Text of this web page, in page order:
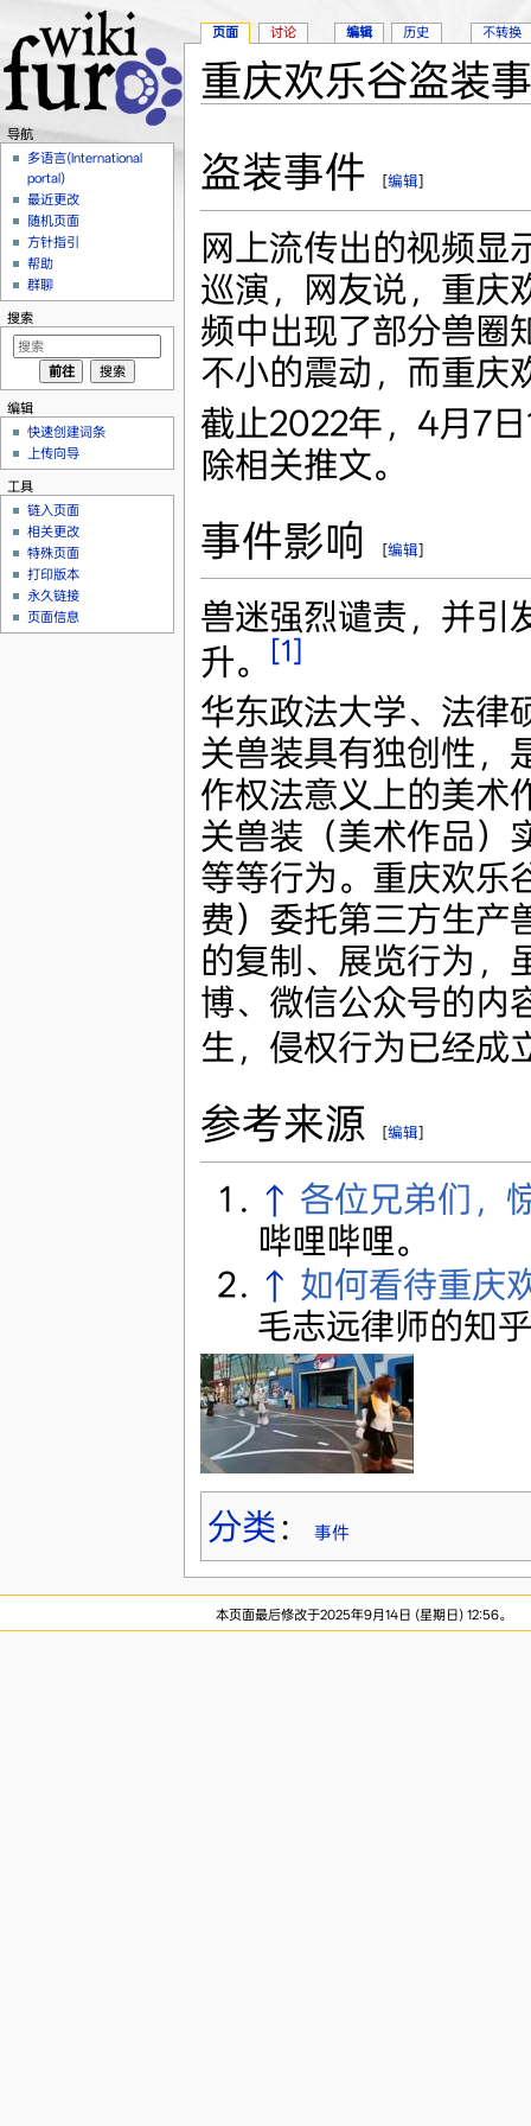
重庆欢乐谷盗装
盗装事件 [编辑]
网上流传出的视频显
巡演，网友说，重庆
频中出现了部分兽圈
不小的震动，而重庆
截止2022年，4月7
除相关推文。
事件影响 [编辑]
兽迷强烈谴责，并引
升。
[1]
华东政法大学、法律
关兽装具有独创性，
作权法意义上的美术
关兽装（美术作品）
等等行为。重庆欢乐
费）委托第三方生产
的复制、展览行为，
博、微信公众号的内
生，侵权行为已经成
参考来源 [编辑]
↑ 各位兄弟们，
哔哩哔哩。
↑ 如何看待重庆
毛志远律师的知
分类 ： 事件
页面 讨论 编辑 历史 不转换
导航
多语言(International
portal)
最近更改
随机页面
方针指引
帮助
群聊
搜索
编辑
快速创建词条
上传向导
工具
链入页面
相关更改
特殊页面
打印版本
永久链接
页面信息
本页面最后修改于2025年9月14日 (星期日) 12:56。